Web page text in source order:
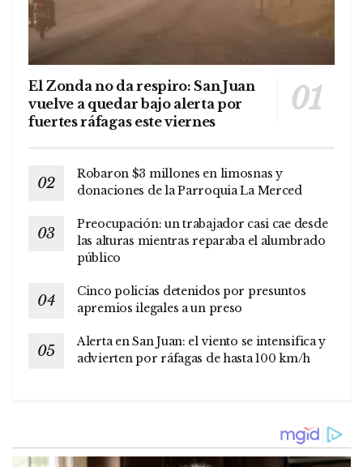
El Zonda no da respiro: San Juan
vuelve a quedar bajo alerta por
fuertes ráfagas este viernes
Robaron $3 millones en limosnas y
donaciones de la Parroquia La Merced
Preocupación: un trabajador casi cae desde
las alturas mientras reparaba el alumbrado
público
Cinco policías detenidos por presuntos
apremios ilegales a un preso
Alerta en San Juan: el viento se intensifica y
advierten por ráfagas de hasta 100 km/h